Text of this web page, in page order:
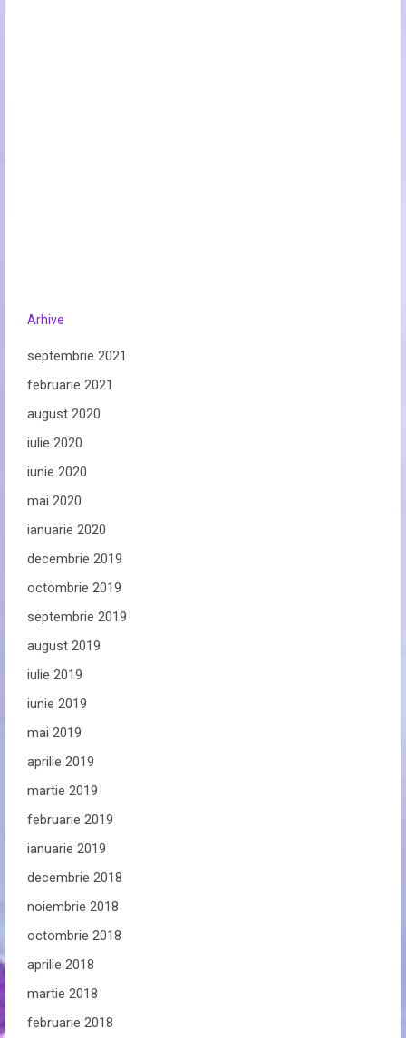
Arhive
septembrie 2021
februarie 2021
august 2020
iulie 2020
iunie 2020
mai 2020
ianuarie 2020
decembrie 2019
octombrie 2019
septembrie 2019
august 2019
iulie 2019
iunie 2019
mai 2019
aprilie 2019
martie 2019
februarie 2019
ianuarie 2019
decembrie 2018
noiembrie 2018
octombrie 2018
aprilie 2018
martie 2018
februarie 2018